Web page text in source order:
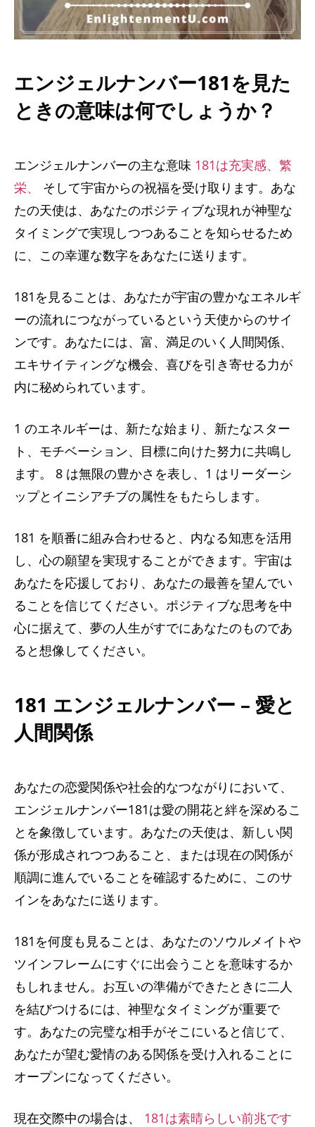
エンジェルナンバー181を見た
ときの意味は何でしょうか？
エンジェルナンバーの主な意味 181は充実感、繁
栄、 そして宇宙からの祝福を受け取ります。あな
たの天使は、あなたのポジティブな現れが神聖な
タイミングで実現しつつあることを知らせるため
に、この幸運な数字をあなたに送ります。
181を見ることは、あなたが宇宙の豊かなエネルギ
ーの流れにつながっているという天使からのサイ
ンです。あなたには、富、満足のいく人間関係、
エキサイティングな機会、喜びを引き寄せる力が
内に秘められています。
1 のエネルギーは、新たな始まり、新たなスター
ト、モチベーション、目標に向けた努力に共鳴し
ます。 8 は無限の豊かさを表し、1 はリーダーシ
ップとイニシアチブの属性をもたらします。
181 を順番に組み合わせると、内なる知恵を活用
し、心の願望を実現することができます。宇宙は
あなたを応援しており、あなたの最善を望んでい
ることを信じてください。ポジティブな思考を中
心に据えて、夢の人生がすでにあなたのものであ
ると想像してください。
181 エンジェルナンバー – 愛と
人間関係
あなたの恋愛関係や社会的なつながりにおいて、
エンジェルナンバー181は愛の開花と絆を深めるこ
とを象徴しています。あなたの天使は、新しい関
係が形成されつつあること、または現在の関係が
順調に進んでいることを確認するために、このサ
インをあなたに送ります。
181を何度も見ることは、あなたのソウルメイトや
ツインフレームにすぐに出会うことを意味するか
もしれません。お互いの準備ができたときに二人
を結びつけるには、神聖なタイミングが重要で
す。あなたの完璧な相手がそこにいると信じて、
あなたが望む愛情のある関係を受け入れることに
オープンになってください。
現在交際中の場合は、 181は素晴らしい前兆です